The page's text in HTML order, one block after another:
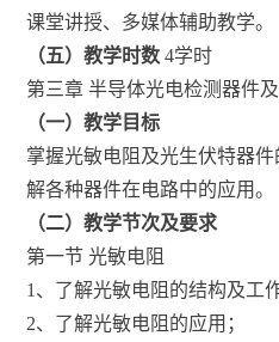
课堂讲授、多媒体辅助教学。
（五）教学时数4学时
第三章 半导体光电检测器件
（一）教学目标
掌握光敏电阻及光生伏特器
解各种器件在电路中的应用。
（二）教学节次及要求
第一节 光敏电阻
1、了解光敏电阻的结构及工
2、了解光敏电阻的应用；